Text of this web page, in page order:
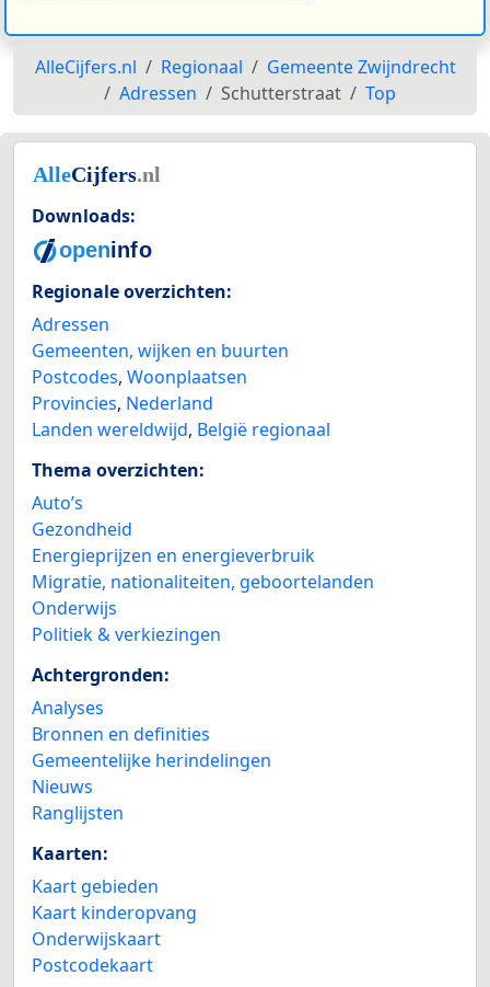
AlleCijfers.nl Regionaal
Gemeente Zwijndrecht
Adressen
Schutterstraat Top
Downloads:
Regionale overzichten:
Adressen
Gemeenten, wijken en buurten
Postcodes, Woonplaatsen
Provincies, Nederland
Landen wereldwijd, België regionaal
Thema overzichten:
Auto’s
Gezondheid
Energieprijzen en energieverbruik
Migratie, nationaliteiten, geboortelanden
Onderwijs
Politiek & verkiezingen
Achtergronden:
Analyses
Bronnen en definities
Gemeentelijke herindelingen
Nieuws
Ranglijsten
Kaarten:
Kaart gebieden
Kaart kinderopvang
Onderwijskaart
Postcodekaart